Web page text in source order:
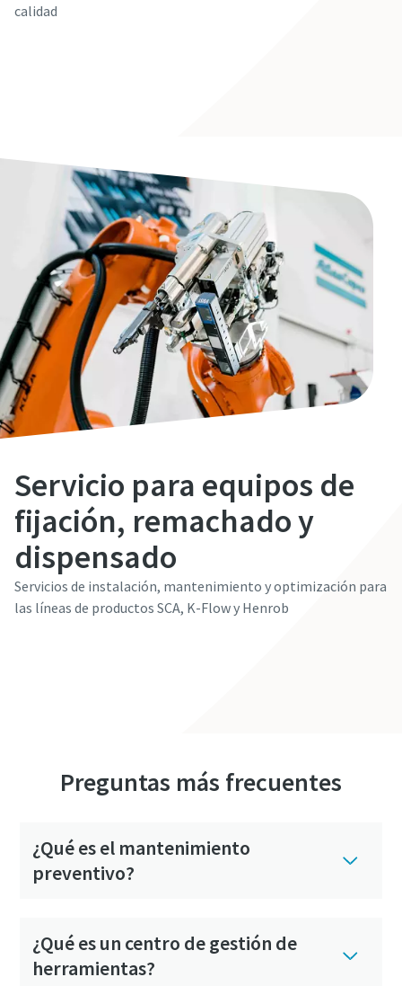
calidad
Servicio para equipos de
fijación, remachado y
dispensado
Servicios de instalación, mantenimiento y optimización para
las líneas de productos SCA, K-Flow y Henrob
Preguntas más frecuentes
¿Qué es el mantenimiento
preventivo?
¿Qué es un centro de gestión de
herramientas?